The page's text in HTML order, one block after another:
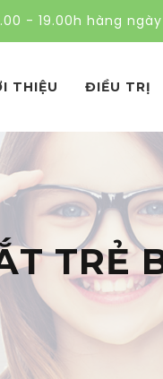
- 19.00h hàng
THIỆU ĐIỀU TRỊ
TRẺ